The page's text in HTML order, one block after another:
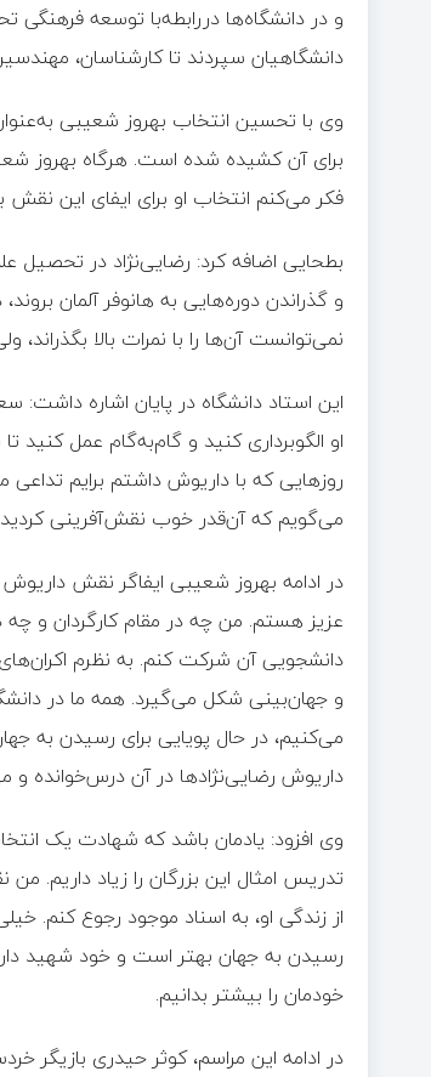
و در دانشگاه‌ها دررابطه‌با توسعه فرهنگی
دانشگاهیان سپردند تا کارشناسان،
وی با تحسین انتخاب بهروز شعیبی
برای آن کشیده شده است. هرگاه بهروز
فکر می‌کنم انتخاب او برای ایفای این
بطحایی اضافه کرد: رضایی‌نژاد در تحصیل
و گذراندن دوره‌هایی به هانوفر آلمان
نمی‌توانست آن‌ها را با نمرات بالا
این استاد دانشگاه در پایان اشاره داشت:
او الگوبرداری کنید و گام‌به‌گام عمل
روزهایی که با داریوش داشتم برایم
می‌گویم که آن‌قدر خوب نقش‌آفرینی
در ادامه بهروز شعیبی ایفاگر نقش
عزیز هستم. من چه در مقام کارگردان و
دانشجویی آن شرکت کنم. به نظرم
و جهان‌بینی شکل می‌گیرد. همه ما در
می‌کنیم، در حال پویایی برای رسیدن به
داریوش رضایی‌نژادها در آن درس‌خوانده و
وی افزود: یادمان باشد که شهادت یک
تدریس امثال این بزرگان را زیاد داریم.
از زندگی او، به اسناد موجود رجوع کنم.
رسیدن به جهان بهتر است و خود شهید
خودمان را بیشتر بدانیم.
در ادامه این مراسم، کوثر حیدری